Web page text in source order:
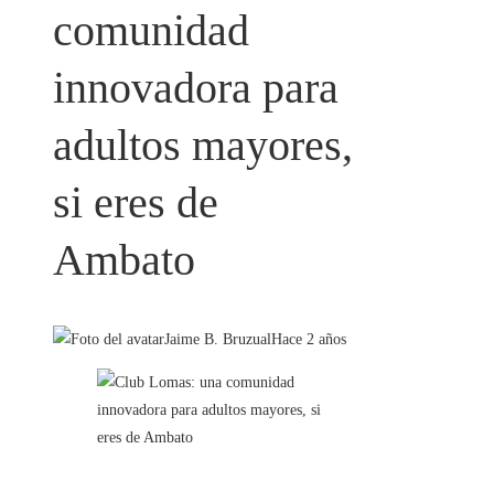
comunidad
innovadora para
adultos mayores,
si eres de
Ambato
Jaime B. BruzualHace 2 años